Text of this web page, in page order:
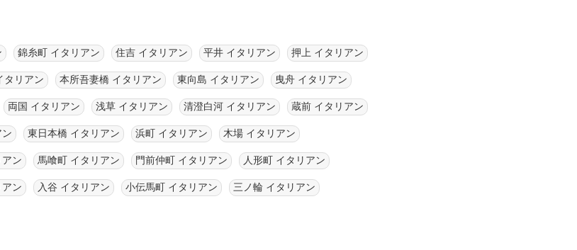
錦糸町 イタリアン 住吉 イタリアン 平井 イタリアン 押上 イタリアン
タリアン 本所吾妻橋 イタリアン 東向島 イタリアン 曳舟 イタリアン
両国 イタリアン 浅草 イタリアン 清澄白河 イタリアン 蔵前 イタリアン
東日本橋 イタリアン 浜町 イタリアン 木場 イタリアン
ン 馬喰町 イタリアン 門前仲町 イタリアン 人形町 イタリアン
ン 入谷 イタリアン 小伝馬町 イタリアン 三ノ輪 イタリアン